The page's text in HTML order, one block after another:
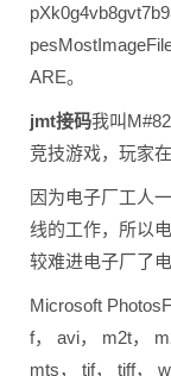
ARE。
jmt接码我叫
竞技游戏，玩家
因为电子厂工人
线的工作，所以
较难进电子厂了电
Microsoft
f， avi， m2t，
mts， tif， tiff，